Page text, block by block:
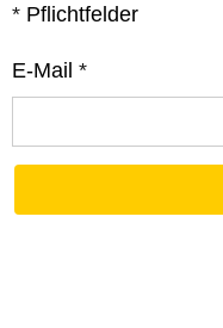
* Pflichtfelder
E-Mail *